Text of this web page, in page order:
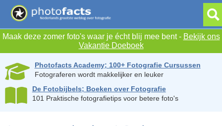
Maak deze zomer foto's waar je écht blij mee bent - Bekijk ons
Vakantie Doeboek
Photofacts Academy; 100+ Fotografie Cursussen
Fotograferen wordt makkelijker en leuker
De Fotobijbels; Boeken over Fotografie
101 Praktische fotografietips voor betere foto's